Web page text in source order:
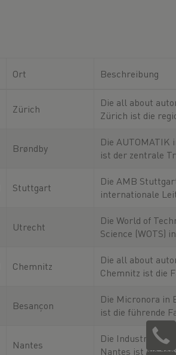
Ort Beschreibung
Zürich
Die all about
Zürich ist die
Robotik und
Brøndby
Die AUTOMATIK
ist der zentrale
Bereichen
und Robotik.
Stuttgart
Die AMB
internationale
zentraler
alle, die ihre
möchten.
Utrecht
Die World of
Science (WOTS)
für Innovationen
Bereichen
Technologien.
Chemnitz
Die all about
Chemnitz ist die
Automatisierung
Region und der
Treffpunkt für
Besançon
Die Micronora in
ist die führende
für Mikrotechnik,
innovative
Nantes
Die Industrie
Nantes ist die